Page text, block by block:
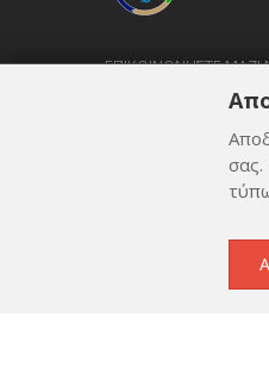
ΕΠΙΚΟΙΝΩΝΉΣΤΕ
ΟΡΟΙ ΚΑΙ
ΠΟΛΙΤΙΚΉ ΑΠΟΡΡΉΤΟΥ
σας.